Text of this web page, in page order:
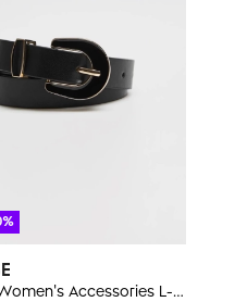
Marisse Women's Accessories L-Pa-4602 Black